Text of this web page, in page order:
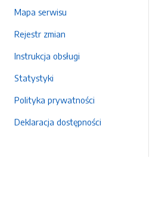
Mapa serwisu
Rejestr zmian
Instrukcja obsługi
Statystyki
Polityka prywatności
Deklaracja dostępności